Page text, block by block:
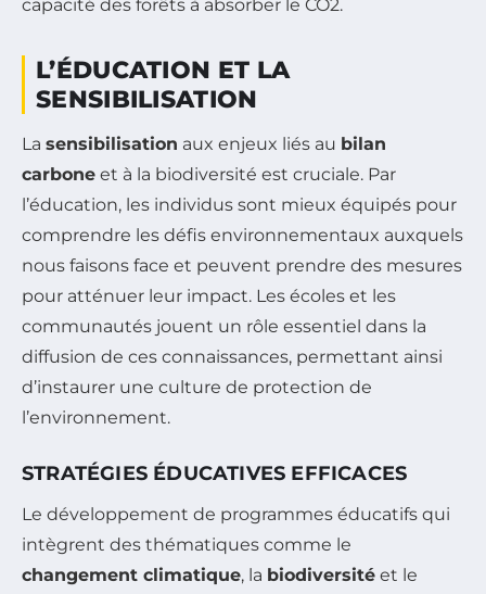
capacité des forêts à absorber le CO2.
L’ÉDUCATION ET LA
SENSIBILISATION
La sensibilisation aux enjeux liés au bilan
carbone et à la biodiversité est cruciale. Par
l’éducation, les individus sont mieux équipés pour
comprendre les défis environnementaux auxquels
nous faisons face et peuvent prendre des mesures
pour atténuer leur impact. Les écoles et les
communautés jouent un rôle essentiel dans la
diffusion de ces connaissances, permettant ainsi
d’instaurer une culture de protection de
l’environnement.
STRATÉGIES ÉDUCATIVES EFFICACES
Le développement de programmes éducatifs qui
intègrent des thématiques comme le
changement climatique, la biodiversité et le